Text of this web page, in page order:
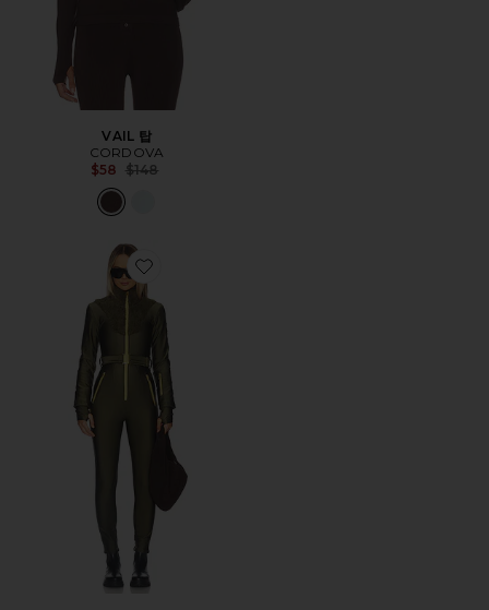
VAIL 탑
CORDOVA
$58 Previous price:
$148
Favorite SHERPA SKI SUIT 셰르파 스키 수트